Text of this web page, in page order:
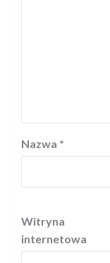
Nazwa *
Witryna
internetowa